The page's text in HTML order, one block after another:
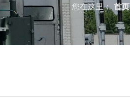
您在这里： 首页